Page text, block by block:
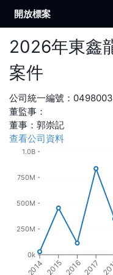
開放標案
2026年東鑫
案件
公司統一編號：
董監事：
董事 ： 郭崇記
查看公司資料
2014 2015 20162017
0k
250M
500M
750M
1.0B